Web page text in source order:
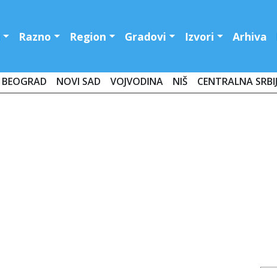
Razno Region Gradovi Izvori Arhiva
BEOGRAD NOVI SAD VOJVODINA NIŠ CENTRALNA